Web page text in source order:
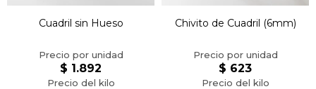
Cuadril sin Hueso
$ 1.892
Chivito de Cuadril (6mm)
$ 623